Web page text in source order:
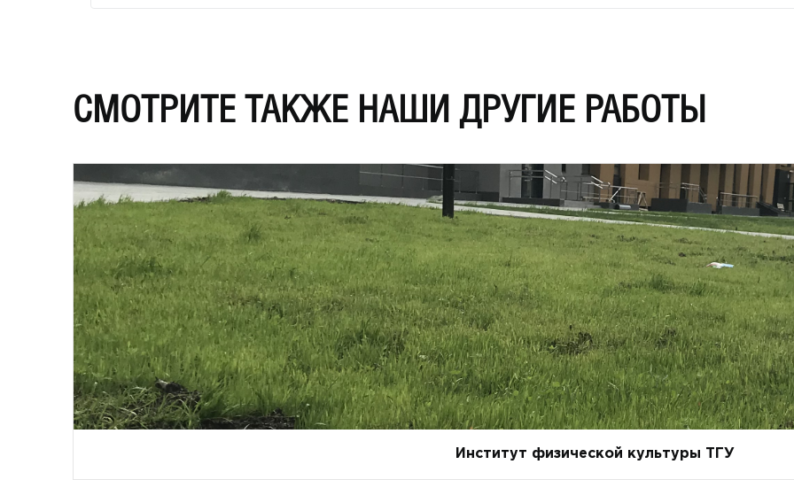
СМОТРИТЕ ТАКЖЕ НАШИ ДРУГИЕ РАБОТЫ
Институт физической культуры ТГУ